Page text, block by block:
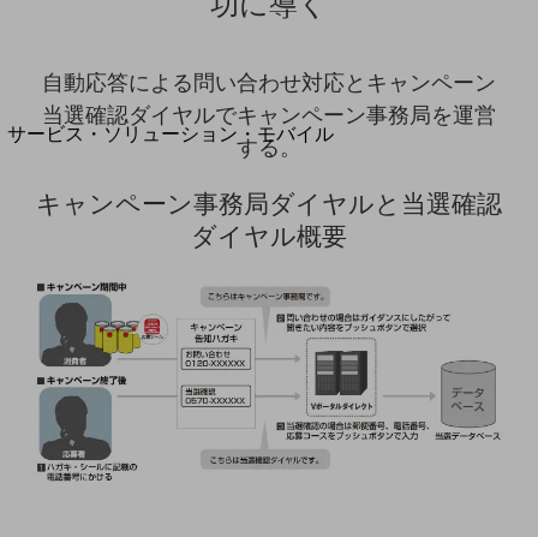
サービス・ソリューション・モバイル
サービス・ソリューションTOP
DXに関する課題を解決する
サービス・ソリューションをご紹介
ネットワーク・モバイル
クラウド・データセンター
電話・映像コミュニケーション
セキュリティ
自動応答による問い合わせ対応とキャンペーン
当選確認ダイヤルでキャンペーン事務局を運営
する。
キャンペーン事務局ダイヤルと当選確認
ダイヤル概要